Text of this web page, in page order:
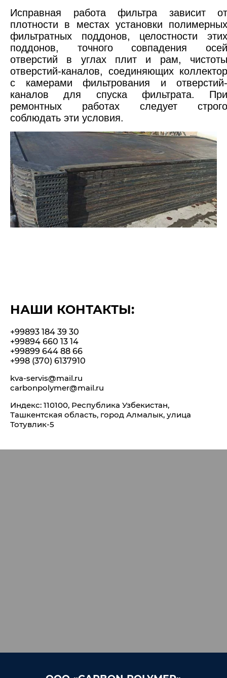
Исправная работа фильтра зависит от
плотности в местах установки полимерных
фильтратных поддонов, целостности этих
поддонов, точного совпадения осей
отверстий в углах плит и рам, чистоты
отверстий-каналов, соединяющих коллектор
с камерами фильтрования и отверстий-
каналов для спуска фильтрата. При
ремонтных работах следует строго
соблюдать эти условия.
НАШИ КОНТАКТЫ:
+99893 184 39 30
+99894 660 13 14
+99899 644 88 66
+998 (370) 6137910
kva-servis@mail.ru
carbonpolymer@mail.ru
Индекс: 110100, Республика Узбекистан,
Ташкентская область, город Алмалык, улица
Тотувлик-5